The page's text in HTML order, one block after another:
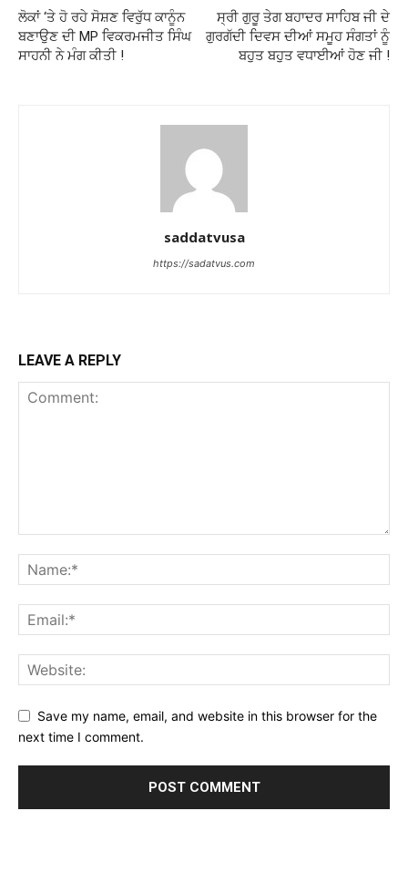
ਲੋਕਾਂ ‘ਤੇ ਹੋ ਰਹੇ ਸੋਸ਼ਣ ਵਿਰੁੱਧ ਕਾਨੂੰਨ
ਬਣਾਉਣ ਦੀ MP ਵਿਕਰਮਜੀਤ ਸਿੰਘ
ਸਾਹਨੀ ਨੇ ਮੰਗ ਕੀਤੀ !
ਸ੍ਰੀ ਗੁਰੂ ਤੇਗ ਬਹਾਦਰ ਸਾਹਿਬ ਜੀ ਦੇ
ਗੁਰਗੱਦੀ ਦਿਵਸ ਦੀਆਂ ਸਮੂਹ ਸੰਗਤਾਂ ਨੂੰ
ਬਹੁਤ ਬਹੁਤ ਵਧਾਈਆਂ ਹੋਣ ਜੀ !
saddatvusa
https://sadatvus.com
LEAVE A REPLY
Save my name, email, and website in this browser for the
next time I comment.